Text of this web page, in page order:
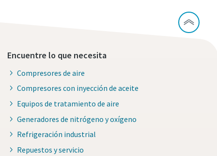
Encuentre lo que necesita
Compresores de aire
Compresores con inyección de aceite
Equipos de tratamiento de aire
Generadores de nitrógeno y oxígeno
Refrigeración industrial
Repuestos y servicio